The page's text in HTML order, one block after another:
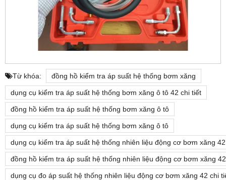
Từ khóa: đồng hồ kiểm tra áp suất hệ thống bơm xăng
dụng cụ kiểm tra áp suất hệ thống bơm xăng ô tô 42 chi tiết
đồng hồ kiểm tra áp suất hệ thống bơm xăng ô tô
dụng cụ kiểm tra áp suất hệ thống bơm xăng ô tô
dụng cụ kiểm tra áp suất hệ thống nhiên liệu động cơ bơm xăng
đồng hồ kiểm tra áp suất hệ thống nhiên liệu động cơ bơm xăng
dụng cụ đo áp suất hệ thống nhiên liệu động cơ bơm xăng 42 chi